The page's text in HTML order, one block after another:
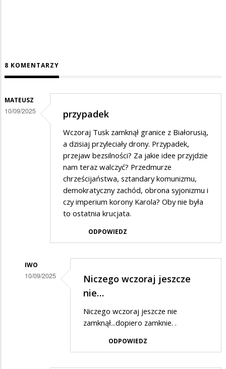
8 KOMENTARZY
MATEUSZ
10/09/2025 przypadek
Wczoraj Tusk zamknął granice z Białorusią,
a dzisiaj przyleciały drony. Przypadek,
przejaw bezsilności? Za jakie idee przyjdzie
nam teraz walczyć? Przedmurze
chrześcijaństwa, sztandary komunizmu,
demokratyczny zachód, obrona syjonizmu i
czy imperium korony Karola? Oby nie była
to ostatnia krucjata.
ODPOWIEDZ
IWO
10/09/2025
odpowiedzi
Niczego wczoraj jeszcze
nie…
Niczego wczoraj jeszcze nie
zamknął...dopiero zamknie. .
ODPOWIEDZ